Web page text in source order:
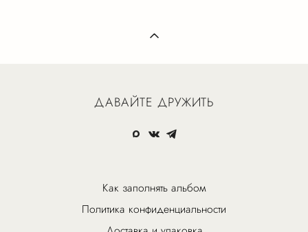
ДАВАЙТЕ ДРУЖИТЬ
Как заполнять альбом
Политика конфиденциальности